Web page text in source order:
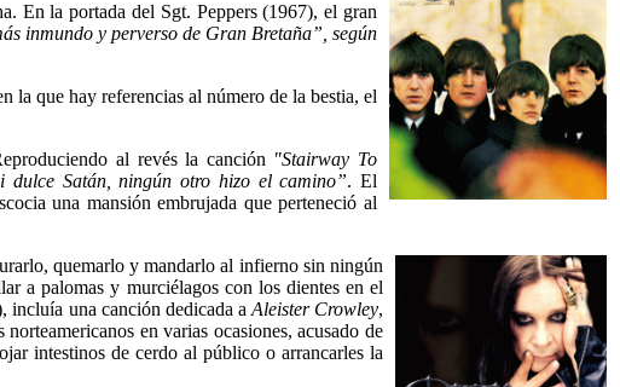
En la portada del Sgt. Peppers (1967), el gran
inmundo y perverso de Gran Bretaña”, según
la que hay referencias al número de la bestia, el
al revés la canción "Stairway To
dulce Satán, ningún otro hizo el camino”. El
una mansión embrujada que perteneció al
quemarlo y mandarlo al infierno sin ningún
a palomas y murciélagos con los dientes en el
incluía una canción dedicada a Aleister Crowley,
en varias ocasiones, acusado de
intestinos de cerdo al público o arrancarles la